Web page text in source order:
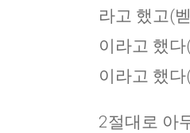
라고 했고(
이라고 했
이라고 했
2절대로 아